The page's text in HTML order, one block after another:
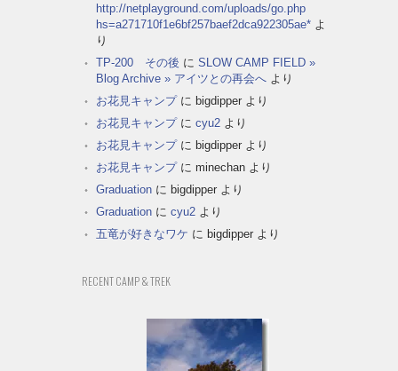
http://netplayground.com/uploads/go.php
hs=a271710f1e6bf257baef2dca922305ae* よ
り
TP-200 その後 に SLOW CAMP FIELD »
Blog Archive » アイツとの再会へ より
お花見キャンプに bigdipper より
お花見キャンプに cyu2 より
お花見キャンプに bigdipper より
お花見キャンプに minechan より
Graduation に bigdipper より
Graduation に cyu2 より
五竜が好きなワケ に bigdipper より
RECENT CAMP & TREK